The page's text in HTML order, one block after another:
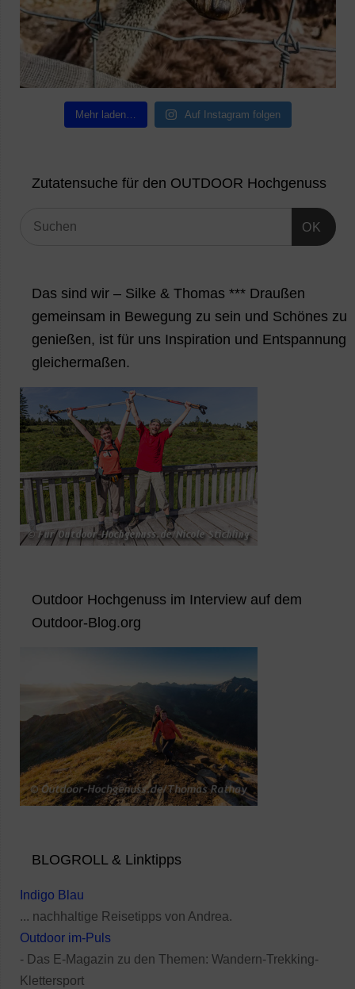
Mehr laden… Auf Instagram folgen
Zutatensuche für den OUTDOOR Hochgenuss
OK
Das sind wir – Silke & Thomas *** Draußen
gemeinsam in Bewegung zu sein und Schönes zu
genießen, ist für uns Inspiration und Entspannung
gleichermaßen.
Outdoor Hochgenuss im Interview auf dem
Outdoor-Blog.org
BLOGROLL & Linktipps
Indigo Blau
... nachhaltige Reisetipps von Andrea.
Outdoor im-Puls
- Das E-Magazin zu den Themen: Wandern-Trekking-
Klettersport